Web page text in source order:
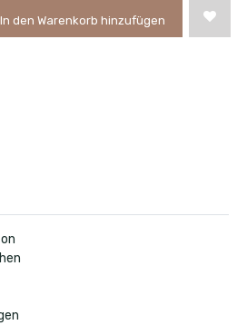
den Warenkorb hinzufügen